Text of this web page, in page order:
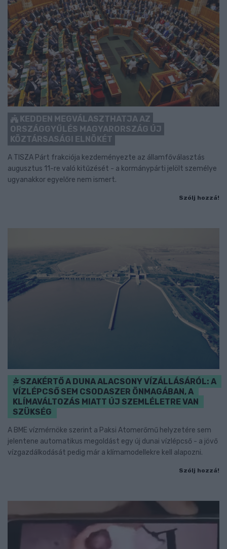
KEDDEN MEGVÁLASZTHATJA AZ
ORSZÁGGYŰLÉS MAGYARORSZÁG ÚJ
KÖZTÁRSASÁGI ELNÖKÉT
A TISZA Párt frakciója kezdeményezte az államfőválasztás
augusztus 11-re való kitűzését - a kormánypárti jelölt személye
ugyanakkor egyelőre nem ismert.
Szólj hozzá!
SZAKÉRTŐ A DUNA ALACSONY VÍZÁLLÁSÁRÓL: A
VÍZLÉPCSŐ SEM CSODASZER ÖNMAGÁBAN, A
KLÍMAVÁLTOZÁS MIATT ÚJ SZEMLÉLETRE VAN
SZÜKSÉG
A BME vízmérnöke szerint a Paksi Atomerőmű helyzetére sem
jelentene automatikus megoldást egy új dunai vízlépcső - a jövő
vízgazdálkodását pedig már a klímamodellekre kell alapozni.
Szólj hozzá!